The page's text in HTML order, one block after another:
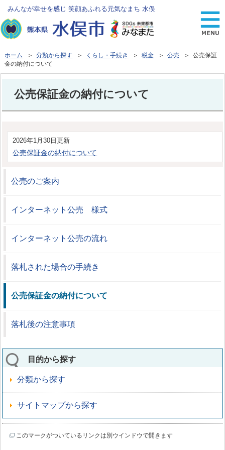
みんなが幸せを感じ 笑顔あふれる元気なまち 水俣
ホーム ＞分類から探す ＞ くらし・手続き ＞税金 ＞公売 ＞ 公売保証
金の納付について
公売保証金の納付について
2026年1月30日更新
公売保証金の納付について
公売のご案内
インターネット公売 様式
インターネット公売の流れ
落札された場合の手続き
公売保証金の納付について
落札後の注意事項
目的から探す
分類から探す
サイトマップから探す
このマークがついているリンクは別ウインドウで開きます